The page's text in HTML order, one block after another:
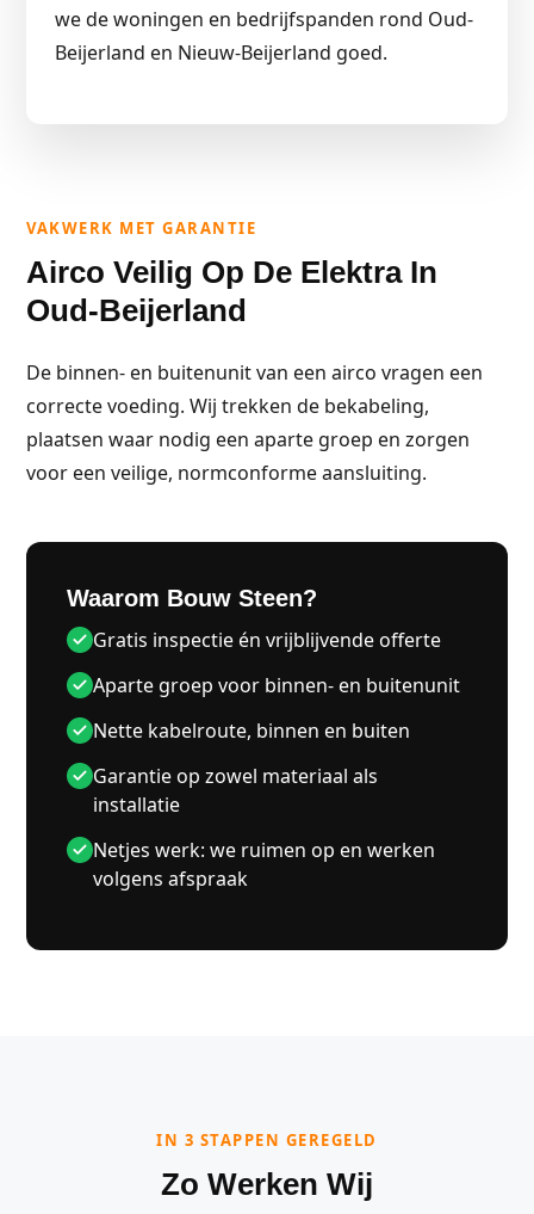
we de woningen en bedrijfspanden rond Oud-
Beijerland en Nieuw-Beijerland goed.
VAKWERK MET GARANTIE
Airco Veilig Op De Elektra In
Oud-Beijerland
De binnen- en buitenunit van een airco vragen een
correcte voeding. Wij trekken de bekabeling,
plaatsen waar nodig een aparte groep en zorgen
voor een veilige, normconforme aansluiting.
Waarom Bouw Steen?
Gratis inspectie én vrijblijvende offerte
Aparte groep voor binnen- en buitenunit
Nette kabelroute, binnen en buiten
Garantie op zowel materiaal als
installatie
Netjes werk: we ruimen op en werken
volgens afspraak
IN 3 STAPPEN GEREGELD
Zo Werken Wij